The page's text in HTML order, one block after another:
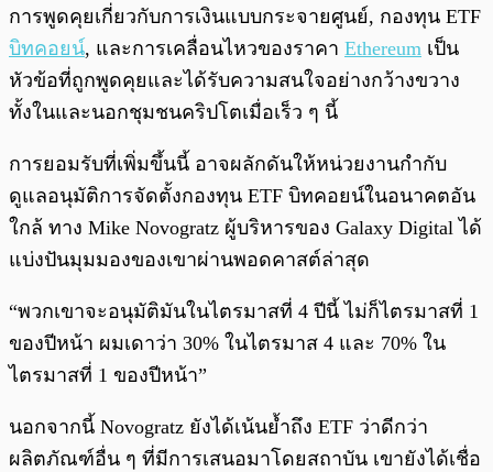
การพูดคุยเกี่ยวกับการเงินแบบกระจายศูนย์, กองทุน ETF
บิทคอยน์, และการเคลื่อนไหวของราคา Ethereum เป็น
หัวข้อที่ถูกพูดคุยและได้รับความสนใจอย่างกว้างขวาง
ทั้งในและนอกชุมชนคริปโตเมื่อเร็ว ๆ นี้
การยอมรับที่เพิ่มขึ้นนี้ อาจผลักดันให้หน่วยงานกำกับ
ดูแลอนุมัติการจัดตั้งกองทุน ETF บิทคอยน์ในอนาคตอัน
ใกล้ ทาง Mike Novogratz ผู้บริหารของ Galaxy Digital ได้
แบ่งปันมุมมองของเขาผ่านพอดคาสต์ล่าสุด
“พวกเขาจะอนุมัติมันในไตรมาสที่ 4 ปีนี้ ไม่ก็ไตรมาสที่ 1
ของปีหน้า ผมเดาว่า 30% ในไตรมาส 4 และ 70% ใน
ไตรมาสที่ 1 ของปีหน้า”
นอกจากนี้ Novogratz ยังได้เน้นย้ำถึง ETF ว่าดีกว่า
ผลิตภัณฑ์อื่น ๆ ที่มีการเสนอมาโดยสถาบัน เขายังได้เชื่อ